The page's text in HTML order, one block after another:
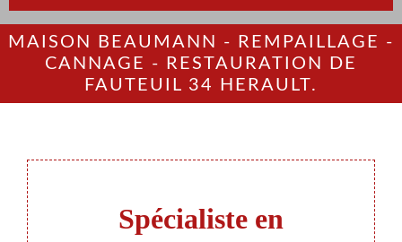
MAISON BEAUMANN - REMPAILLAGE -
CANNAGE - RESTAURATION DE
FAUTEUIL 34 HERAULT.
Spécialiste en